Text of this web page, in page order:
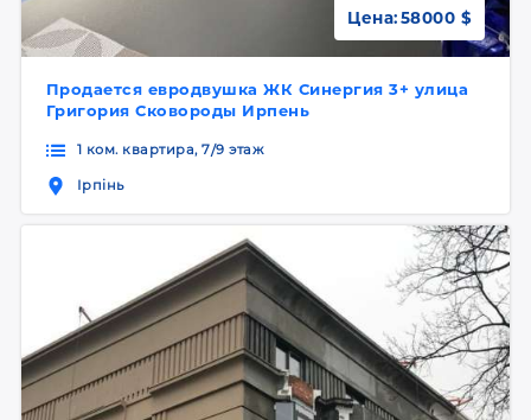
Продается евродвушка ЖК Синергия 3+ улица
Григория Сковороды Ирпень
Цена:58000 $
1 ком. квартира, 7/9 этаж
Ірпінь